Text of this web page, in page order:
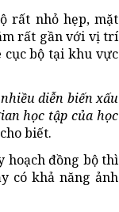
rất nhỏ hẹp, mặt
rất gần với vị trí
bộ tại khu vực
diễn biến xấu
học tập của học
biết.
hoạch đồng bộ thì
có khả năng ảnh